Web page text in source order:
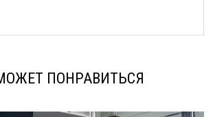
ПОНРАВИТЬСЯ